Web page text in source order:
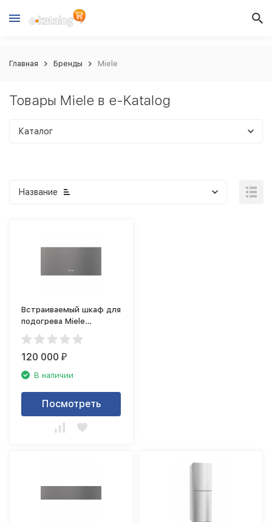
Главная Бренды Miele
Товары Miele в e-Katalog
Каталог
Название
Встраиваемый шкаф для
подогрева Miele
ESW7020 GRGR
120 000₽
В наличии
Посмотреть